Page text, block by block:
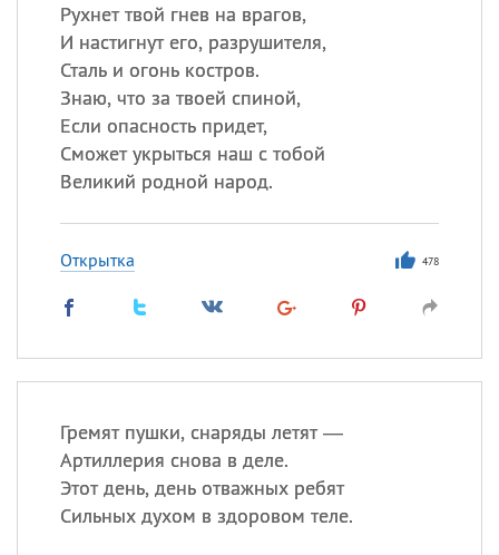
Рухнет твой гнев на врагов,
И настигнут его, разрушителя,
Сталь и огонь костров.
Знаю, что за твоей спиной,
Если опасность придет,
Сможет укрыться наш с тобой
Великий родной народ.
Открытка 478
Гремят пушки, снаряды летят —
Артиллерия снова в деле.
Этот день, день отважных ребят
Сильных духом в здоровом теле.